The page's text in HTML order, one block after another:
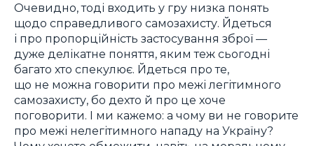
Очевидно, тоді входить у гру низка понять
щодо справедливого самозахисту. Йдеться
і про пропорційність застосування зброї —
дуже делікатне поняття, яким теж сьогодні
багато хто спекулює. Йдеться про те,
що не можна говорити про межі легітимного
самозахисту, бо дехто й про це хоче
поговорити. І ми кажемо: а чому ви не говорите
про межі нелегітимного нападу на Україну?